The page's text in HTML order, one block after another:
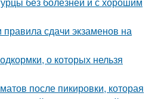
сдачи экзаменов на
о которых нельзя
после пикировки, которая